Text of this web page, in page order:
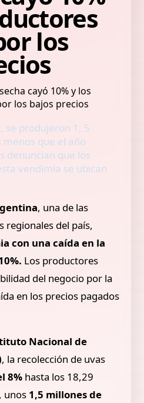
los
se produjeron 1, 5
que el año
denuncian que los
vendimia se ubican
, una de las
regionales del país,
con una caída en la
Los productores
del negocio por la
en los precios pagados
Nacional de
, la recolección de uvas
8% hasta los 18,29
unos 1,5 millones de